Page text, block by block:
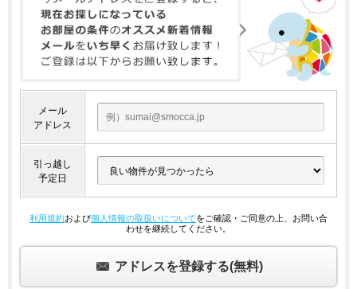
メール
アドレス
引っ越し
予定日
利用規約および個人情報の取扱いについてをご確認・ご同意の上、お問い合
わせを継続してください。
アドレスを登録する(無料)